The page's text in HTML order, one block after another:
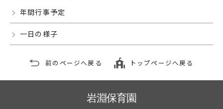
年間行事予定
一日の様子
前のページへ戻る トップページへ戻る
岩淵保育園